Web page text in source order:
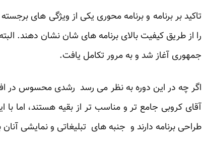
تاکید بر برنامه و برنامه محوری یکی از ویژگی های
را از طریق کیفیت بالای برنامه های شان نشان دهند.
جمهوری آغاز شد و به مرور تکامل یافت.
اگر چه در این دوره به نظر می رسد رشدی محسوس در
آقای کروبی جامع تر و مناسب تر از بقیه هستند، اما با
طراحی برنامه دارند و جنبه های تبلیغاتی و نمایشی